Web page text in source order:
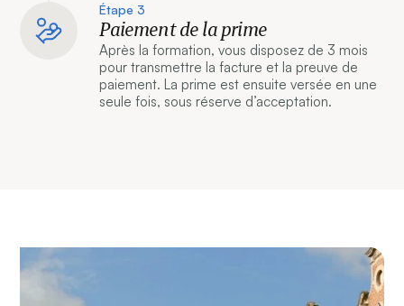
Étape 3
Paiement de la prime
Après la formation, vous disposez de 3 mois
pour transmettre la facture et la preuve de
paiement. La prime est ensuite versée en une
seule fois, sous réserve d’acceptation.